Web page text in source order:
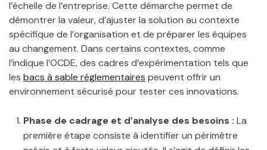
l’échelle de l’entreprise. Cette démarche permet de
démontrer la valeur, d’ajuster la solution au contexte
spécifique de l’organisation et de préparer les équipes
au changement. Dans certains contextes, comme
l’indique l’OCDE, des cadres d’expérimentation tels que
les bacs à sable réglementaires peuvent offrir un
environnement sécurisé pour tester ces innovations.
Phase de cadrage et d’analyse des besoins : La
première étape consiste à identifier un périmètre